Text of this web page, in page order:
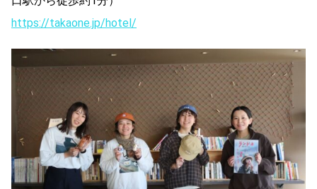
https://takaone.jp/hotel/